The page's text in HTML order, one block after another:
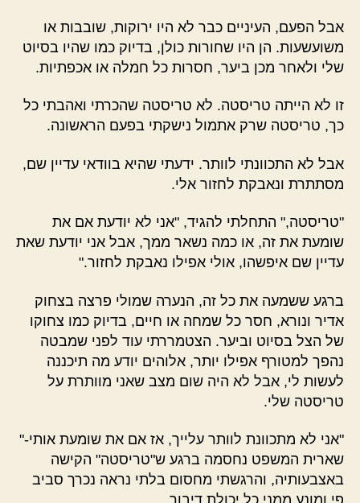
אבל הפעם, העיניים כבר לא היו ירוקות, שובבות או
משועשעות. הן היו שחורות כולן, בדיוק כמו שהיו בסיוט
שלי ולאחר מכן ביער, חסרות כל חמלה או אכפתיות.
זו לא הייתה טריסטה. לא טריסטה שהכרתי ואהבתי כל
כך, טריסטה שרק אתמול נישקתי בפעם הראשונה.
אבל לא התכוונתי לוותר. ידעתי שהיא בוודאי עדיין שם,
מסתתרת ונאבקת לחזור אלי.
"טריסטה," התחלתי להגיד, "אני לא יודעת אם את
שומעת את זה, או כמה נשאר ממך, אבל אני יודעת שאת
עדיין שם איפשהו, אולי אפילו נאבקת לחזור."
ברגע ששמעה את כל זה, הנערה שמולי פרצה בצחוק
אדיר ונורא, חסר כל שמחה או חיים, בדיוק כמו צחוקו
של הצל בסיוט וביער. הצטמררתי עוד לפני שמבטה
נהפך למטורף אפילו יותר, אלוהים יודע מה תיכננה
לעשות לי, אבל לא היה שום מצב שאני מוותרת על
טריסטה שלי.
"אני לא מתכוונת לוותר עלייך, אז אם את שומעת אותי-"
שארית המשפט נחסמה ברגע ש"טריסטה" הקישה
באצבעותיה, והרגשתי מחסום בלתי נראה נכרך סביב
פי ומונע ממני כל יכולת דיבור.